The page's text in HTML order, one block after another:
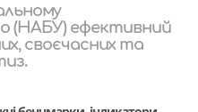
(НАБУ) ефективний
своєчасних та